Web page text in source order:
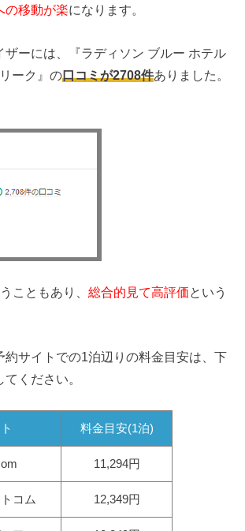
の移動が楽になります。
ザーには、『ラディソン ブルー ホテル
ーク』の口コミが2708件ありました。
こともあり、総合的見て高評価という
約サイトでの1泊辺りの料金目安は、下
ください。
料金目安(1泊)
11,294円
コム 12,349円